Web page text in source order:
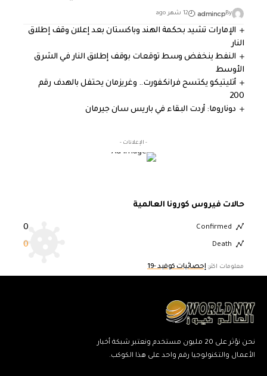
By
admincp 12 شهر ago
الإمارات تشيد بحكمة الهند وباكستان بعد إعلان وقف إطلاق
النار
النفط ينخفض وسط توقعات بوقف إطلاق النار في الشرق
الأوسط
أتليتيكو يكتسح فرانكفورت.. وغريزمان يحتفل بالهدف رقم
200
دوناروما: أردت البقاء في باريس سان جيرمان
- الإعلانات -
حالات فيروس كورونا العالمية
Confirmed
0
Death
0
معلومات اكثر: إحصائيات كوفيد -19
نحن نؤثر على 20 مليون مستخدم ونعتبر شبكة أخبار
الأعمال والتكنولوجيا رقم واحد على هذا الكوكب.